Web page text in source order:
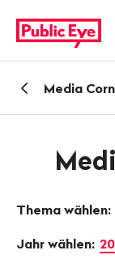
auf
publiceye.ch
ZurückMedia
Thema wählen:
Jahr wählen: